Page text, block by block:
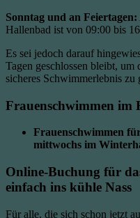
Sonntag und an Feiertagen:
Hallenbad ist von 09:00 bis
Es sei jedoch darauf
Tagen geschlossen bleibt, um
sicheres Schwimmerlebnis zu
Frauenschwimmen im
Frauenschwimmen
mittwochs im
Online-Buchung für
einfach ins kühle Nass
Für alle, die sich schon jetzt